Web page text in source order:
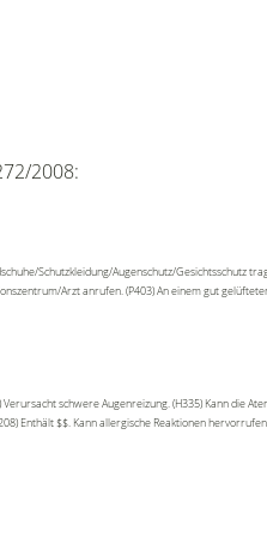
2008:
Schutzkleidung/Augenschutz/Gesichtsschutz
Arzt anrufen. (P403) An einem gut
schwere Augenreizung. (H335) Kann
Enthält $$. Kann allergische Reaktionen